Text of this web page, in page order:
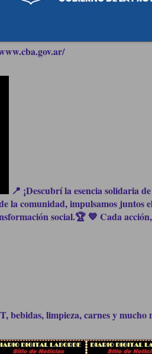
📍 ¡Descubrí la esencia solidaria
la comunidad, impulsamos juntos
social.🏆 💙 Cada
limpieza, carnes y